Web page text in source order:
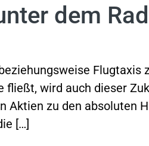
dem
wird auch dieser
Aktien zu den absoluten
[…]